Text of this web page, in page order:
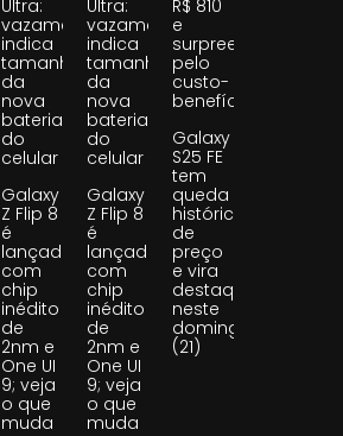
Ultra:
vazamento
indica
tamanho
da
nova
bateria
do
celular
Galaxy
Z Flip 8
é
lançado
com
chip
inédito
de
2nm e
One UI
9; veja
o que
muda
Ultra:
vazamento
indica
tamanho
da
nova
bateria
do
celular
Galaxy
Z Flip 8
é
lançado
com
chip
inédito
de
2nm e
One UI
9; veja
o que
muda
R$ 810
e
surpreende
pelo
custo-
benefício
Galaxy
S25 FE
tem
queda
histórica
de
preço
e vira
destaque
neste
domingo
(21)